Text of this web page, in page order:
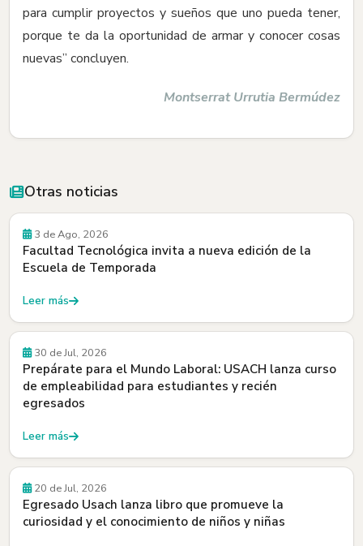
para cumplir proyectos y sueños que uno pueda tener,
porque te da la oportunidad de armar y conocer cosas
nuevas” concluyen.
Montserrat Urrutia Bermúdez
Otras noticias
Convocatorias
3 de Ago, 2026
Facultad Tecnológica invita a nueva edición de la
Escuela de Temporada
Leer más
30 de Jul, 2026
Prepárate para el Mundo Laboral: USACH lanza curso
de empleabilidad para estudiantes y recién
egresados
Leer más
Egresados y Egresadas
20 de Jul, 2026
Egresado Usach lanza libro que promueve la
curiosidad y el conocimiento de niños y niñas